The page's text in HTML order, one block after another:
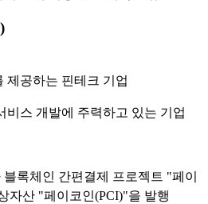
제공하는 핀테크 기업
비스 개발에 주력하고 있는 기업
록체인 간편결제 프로젝트 "페이
자산 "페이코인(PCI)"을 발행